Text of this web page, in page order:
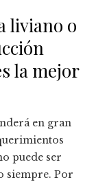
liviano o
la mejor
en gran
puede ser
siempre. Por